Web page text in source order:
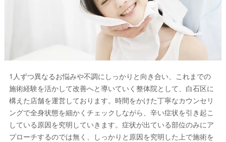
1人ずつ異なるお悩みや不調にしっかりと向き合い、これまでの
施術経験を活かして改善へと導いていく整体院として、白石区に
構えた店舗を運営しております。時間をかけた丁寧なカウンセリ
ングで全身状態を細かくチェックしながら、辛い症状を引き起こ
している原因を究明していきます。症状が出ている部位のみにア
プローチするのでは無く、しっかりと原因を究明した上で施術を